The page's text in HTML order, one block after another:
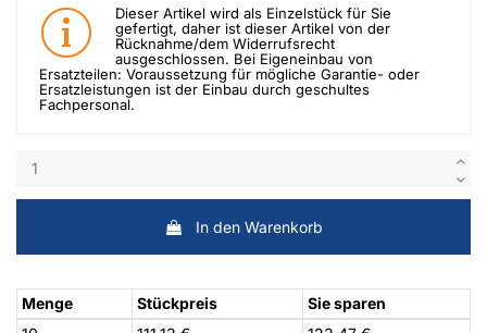
Dieser Artikel wird als Einzelstück für Sie
gefertigt, daher ist dieser Artikel von der
Rücknahme/dem Widerrufsrecht
ausgeschlossen. Bei Eigeneinbau von
Ersatzteilen: Voraussetzung für mögliche Garantie- oder
Ersatzleistungen ist der Einbau durch geschultes
Fachpersonal.
In den Warenkorb
Menge Stückpreis
Sie sparen